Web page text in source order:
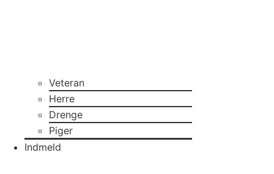
Veteran
Herre
Drenge
Piger
Indmeld